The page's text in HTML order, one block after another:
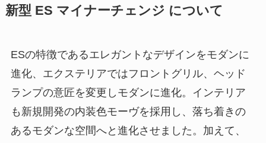
新型 ES マイナーチェンジ について
ESの特徴であるエレガントなデザインをモダンに
進化、エクステリアではフロントグリル、ヘッド
ランプの意匠を変更しモダンに進化。インテリア
も新規開発の内装色モーヴを採用し、落ち着きの
あるモダンな空間へと進化させました。加えて、